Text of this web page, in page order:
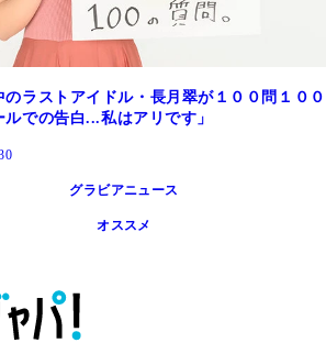
ラストアイドル・長月翠が１００問１００
での告白...私はアリです」
グラビアニュース
オススメ